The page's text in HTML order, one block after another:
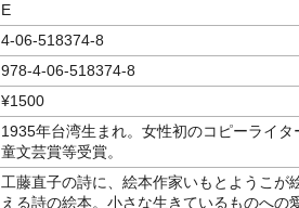
E
4-06-518374-8
978-4-06-518374-8
¥1500
1935年台湾生まれ。女性初のコピーライ
童文芸賞等受賞。
工藤直子の詩に、絵本作家いもとようこ
える詩の絵本。小さな生きているものへの